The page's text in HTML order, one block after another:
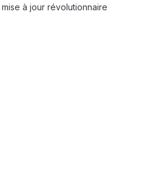
à jour révolutionnaire